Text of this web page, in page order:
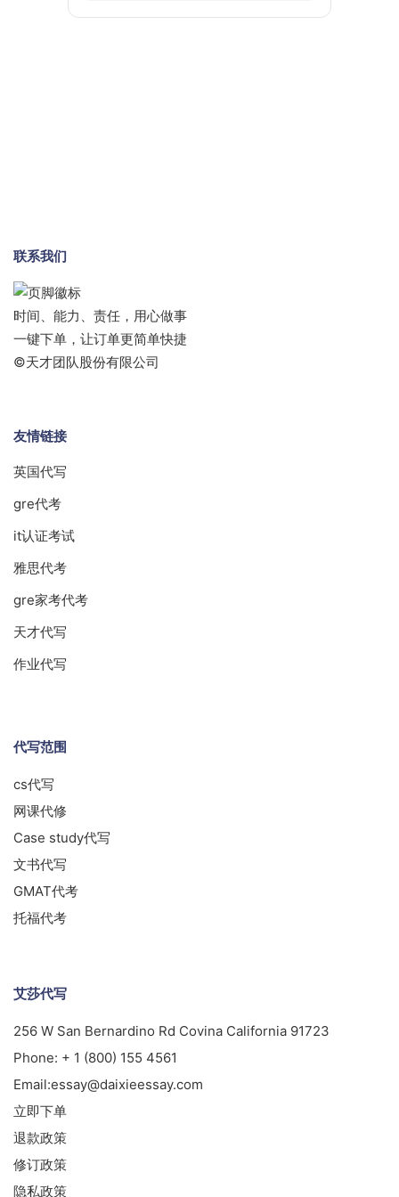
联系我们
时间、能力、责任，用心做事
一键下单，让订单更简单快捷
©天才团队股份有限公司
友情链接
英国代写
gre代考
it认证考试
雅思代考
gre家考代考
天才代写
作业代写
代写范围
cs代写
网课代修
Case study代写
文书代写
GMAT代考
托福代考
艾莎代写
256 W San Bernardino Rd Covina California 91723
Phone: + 1 (800) 155 4561
Email:essay@daixieessay.com
立即下单
退款政策
修订政策
隐私政策